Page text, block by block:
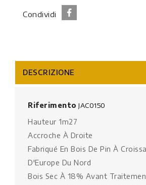
Condividi
DESCRIZIONE
Riferimento JAC0150
Hauteur 1m27
Accroche À Droite
Fabriqué En Bois De Pin À
D'Europe Du Nord
Bois Sec À 18% Avant